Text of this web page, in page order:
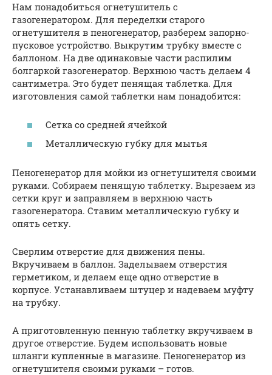
Нам понадобиться огнетушитель с
газогенератором. Для переделки старого
огнетушителя в пеногенератор, разберем запорно-
пусковое устройство. Выкрутим трубку вместе с
баллоном. На две одинаковые части распилим
болгаркой газогенератор. Верхнюю часть делаем 4
сантиметра. Это будет пенящая таблетка. Для
изготовления самой таблетки нам понадобится:
Сетка со средней ячейкой
Металлическую губку для мытья
Пеногенератор для мойки из огнетушителя своими
руками. Собираем пенящую таблетку. Вырезаем из
сетки круг и заправляем в верхнюю часть
газогенератора. Ставим металлическую губку и
опять сетку.
Сверлим отверстие для движения пены.
Вкручиваем в баллон. Заделываем отверстия
герметиком, и делаем еще одно отверстие в
корпусе. Устанавливаем штуцер и надеваем муфту
на трубку.
А приготовленную пенную таблетку вкручиваем в
другое отверстие. Будем использовать новые
шланги купленные в магазине. Пеногенератор из
огнетушителя своими руками – готов.